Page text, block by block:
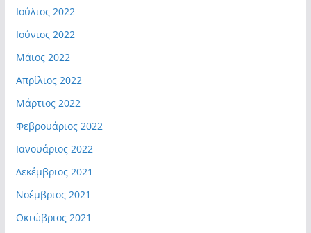
Ιούλιος 2022
Ιούνιος 2022
Μάιος 2022
Απρίλιος 2022
Μάρτιος 2022
Φεβρουάριος 2022
Ιανουάριος 2022
Δεκέμβριος 2021
Νοέμβριος 2021
Οκτώβριος 2021